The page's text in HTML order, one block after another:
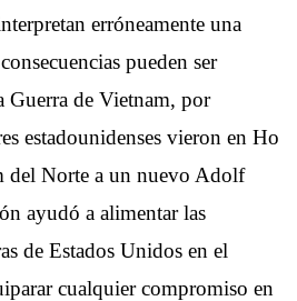
erróneamente una
pueden ser
Guerra de Vietnam, por
estadounidenses vieron en Ho
del Norte a un nuevo Adolf
ayudó a alimentar las
de Estados Unidos en el
cualquier compromiso en